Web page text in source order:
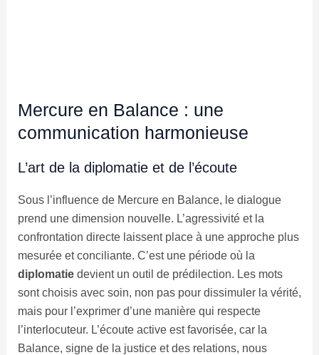
Mercure en Balance : une
communication harmonieuse
L’art de la diplomatie et de l’écoute
Sous l’influence de Mercure en Balance, le dialogue
prend une dimension nouvelle. L’agressivité et la
confrontation directe laissent place à une approche plus
mesurée et conciliante. C’est une période où la
diplomatiedevient un outil de prédilection. Les mots
sont choisis avec soin, non pas pour dissimuler la vérité,
mais pour l’exprimer d’une manière qui respecte
l’interlocuteur. L’écoute active est favorisée, car la
Balance, signe de la justice et des relations, nous